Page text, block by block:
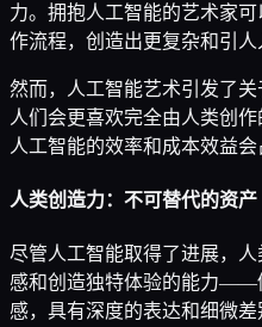
力。拥抱人工智能的艺术家
作流程，创造出更复杂和引人
然而，人工智能艺术引发了关
人们会更喜欢完全由人类创
人工智能的效率和成本效益会
人类创造力：不可替代的资产
尽管人工智能取得了进展，
感和创造独特体验的能力——
感，具有深度的表达和细微差